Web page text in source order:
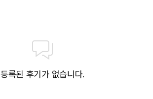
등록된 후기가 없습니다.